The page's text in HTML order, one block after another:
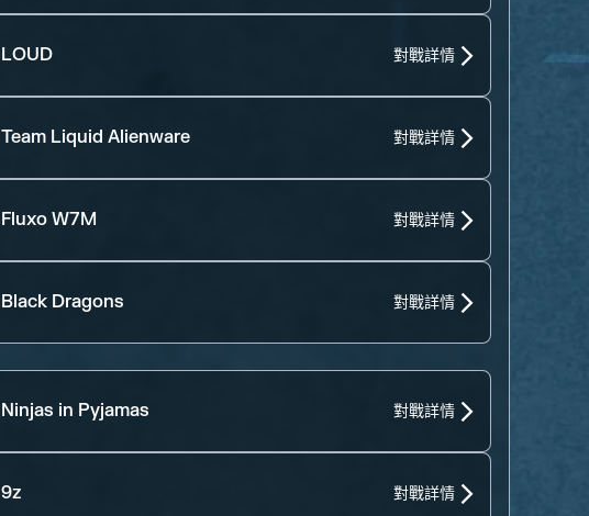
LOUD 對戰詳情
Team Liquid Alienware 對戰詳情
Fluxo W7M 對戰詳情
Black Dragons 對戰詳情
Ninjas in Pyjamas 對戰詳情
9z 對戰詳情